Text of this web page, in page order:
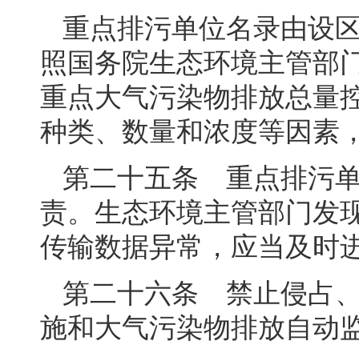
重点排污单位名录由设
照国务院生态环境主管部
重点大气污染物排放总量
种类、数量和浓度等因素
第二十五条 重点排污
责。生态环境主管部门发
传输数据异常，应当及时
第二十六条 禁止侵占
施和大气污染物排放自动